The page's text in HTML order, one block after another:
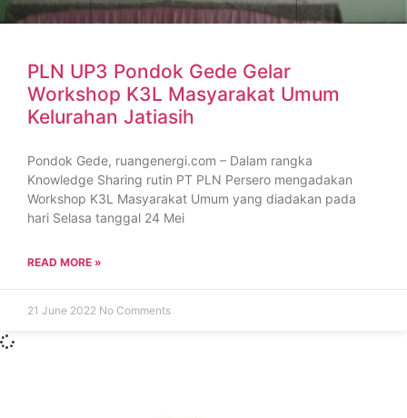
PLN UP3 Pondok Gede Gelar
Workshop K3L Masyarakat Umum
Kelurahan Jatiasih
Pondok Gede, ruangenergi.com – Dalam rangka
Knowledge Sharing rutin PT PLN Persero mengadakan
Workshop K3L Masyarakat Umum yang diadakan pada
hari Selasa tanggal 24 Mei
READ MORE »
21 June 2022 No Comments